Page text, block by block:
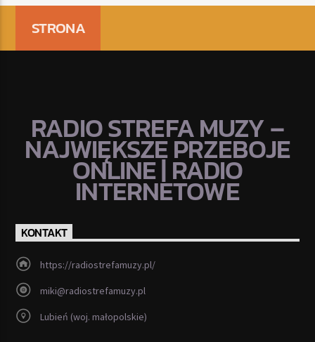
STRONA
RADIO STREFA MUZY –
NAJWIĘKSZE PRZEBOJE
ONLINE | RADIO
INTERNETOWE
KONTAKT
https://radiostrefamuzy.pl/
miki@radiostrefamuzy.pl
Lubień (woj. małopolskie)